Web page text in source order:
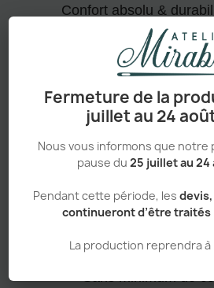
Fermeture de la
juillet au 24
Nous vous informons que notre
pause du 25 juillet au 24
Pendant cette période, les devis,
continueront d’être traités
La production reprendra
Confort absolu &
Personnalisation haut
Adapté aux pros comme
Sans minimum de